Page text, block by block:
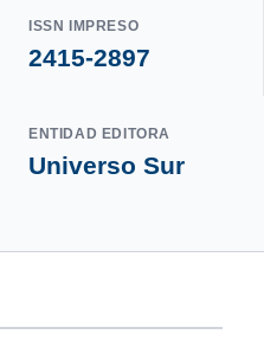
ISSN IMPRESO
2415-2897
ENTIDAD EDITORA
Universo Sur